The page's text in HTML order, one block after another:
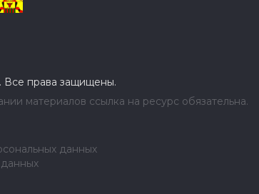
Все права защищены.
материалов ссылка на ресурс обязательна.
данных